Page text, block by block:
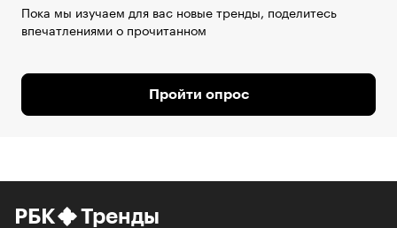
Пока мы изучаем для вас новые тренды, поделитесь
впечатлениями о прочитанном
Пройти опрос
РБК Тренды